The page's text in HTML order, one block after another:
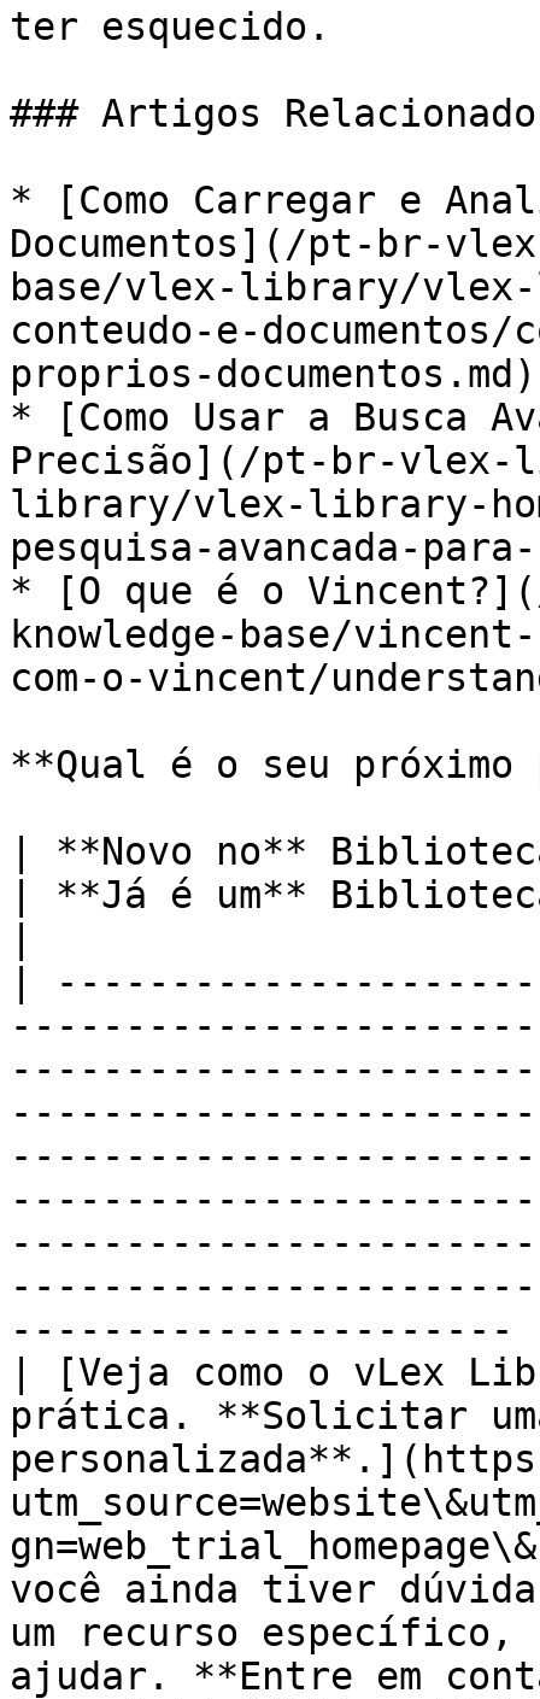
ter esquecido.
### Artigos
* [Como Carregar e
Documentos](/pt-br-
base/vlex-library/
conteudo-e-
proprios-documentos.md)
* [Como Usar a Busca
Precisão](/pt-br-vlex-
library/vlex-library-
pesquisa-avancada-
* [O que é o
knowledge-base/
com-o-vincent/
**Qual é o seu próximo
| **Novo no**
| **Já é um**
|
----------------------
| [Veja como o vLex
prática. **Solicitar uma
você ainda tiver
um recurso específico,
ajudar. **Entre em